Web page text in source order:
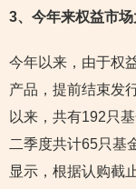
3、今年来权益市
今年以来，由于权
产品，提前结束发
以来，共有192只
二季度共计65只基
显示，根据认购截